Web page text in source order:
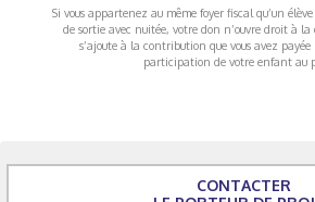
Si vous appartenez au même foyer fiscal qu’un
de sortie avec nuitée, votre don n’ouvre droit à la
s’ajoute à la contribution que vous avez
participation de votre enfant au
CONTACTER